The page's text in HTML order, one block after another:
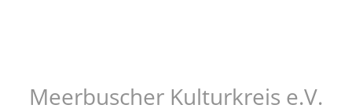
Meerbuscher Kulturkreis e.V.